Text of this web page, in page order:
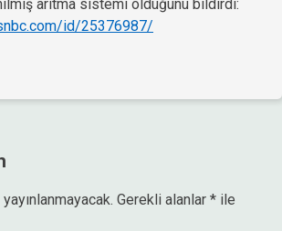
arıtma sistemi olduğunu bildirdi:
id/25376987/
Gerekli alanlar * ile